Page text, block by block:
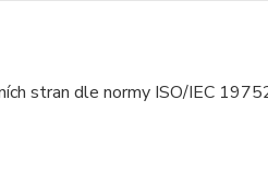
stran dle normy ISO/IEC